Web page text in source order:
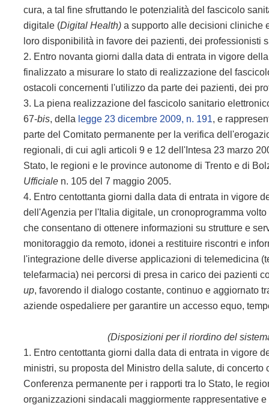
cura, a tal fine sfruttando le potenzialità del fascicolo
digitale (Digital Health) a supporto alle decisioni cliniche
loro disponibilità in favore dei pazienti, dei professionisti
2. Entro novanta giorni dalla data di entrata in vigore
finalizzato a misurare lo stato di realizzazione del
ostacoli concernenti l'utilizzo da parte dei pazienti, dei
3. La piena realizzazione del fascicolo sanitario
67-bis, della legge 23 dicembre 2009, n. 191, e
parte del Comitato permanente per la verifica
regionali, di cui agli articoli 9 e 12 dell'Intesa 23 marzo
Stato, le regioni e le province autonome di Trento e di
Ufficiale n. 105 del 7 maggio 2005.
4. Entro centottanta giorni dalla data di entrata in vigore
dell'Agenzia per l'Italia digitale, un cronoprogramma
che consentano di ottenere informazioni su strutture e
monitoraggio da remoto, idonei a restituire riscontri e
l'integrazione delle diverse applicazioni di telemedicina
telefarmacia) nei percorsi di presa in carico dei pazienti
up, favorendo il dialogo costante, continuo e aggiornato
aziende ospedaliere per garantire un accesso equo,
(Disposizioni per il riordino del
1. Entro centottanta giorni dalla data di entrata in vigore
ministri, su proposta del Ministro della salute, di
Conferenza permanente per i rapporti tra lo Stato, le
organizzazioni sindacali maggiormente rappresentative